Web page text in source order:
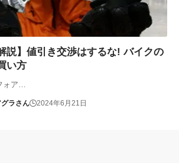
説】値引き交渉はするな! バイクの
い方
ォア…
ラさん 2024年6月21日